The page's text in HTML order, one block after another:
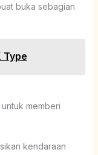
buka sebagian
Type
memberi
kendaraan